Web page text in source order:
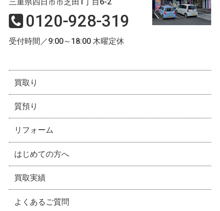
0120-928-319
受付時間／9:00～18:00 木曜定休
買取り
質預り
リフォーム
はじめての方へ
買取実績
よくあるご質問